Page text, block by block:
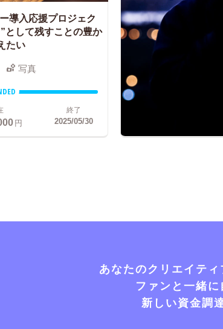
導入応援プロジェク
として残すことの豊か
たい
写真
円
終了
2025/05/30
あなたのクリエイテ
ファンと一緒
新しい資金調